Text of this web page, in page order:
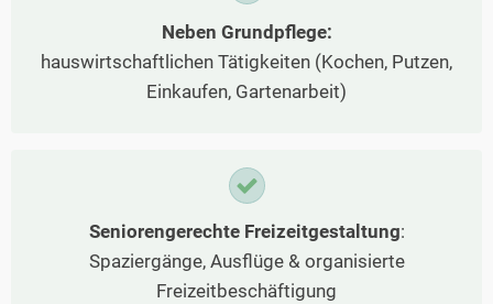
Neben Grundpflege:
hauswirtschaftlichen Tätigkeiten (Kochen, Putzen,
Einkaufen, Gartenarbeit)
Seniorengerechte Freizeitgestaltung:
Spaziergänge, Ausflüge & organisierte
Freizeitbeschäftigung